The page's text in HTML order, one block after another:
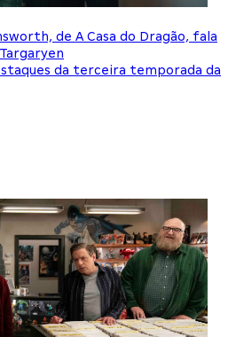
de A Casa do Dragão, fala
da terceira temporada da